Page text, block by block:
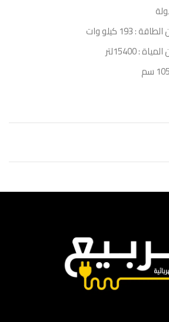
كيلو وات
15400لتر